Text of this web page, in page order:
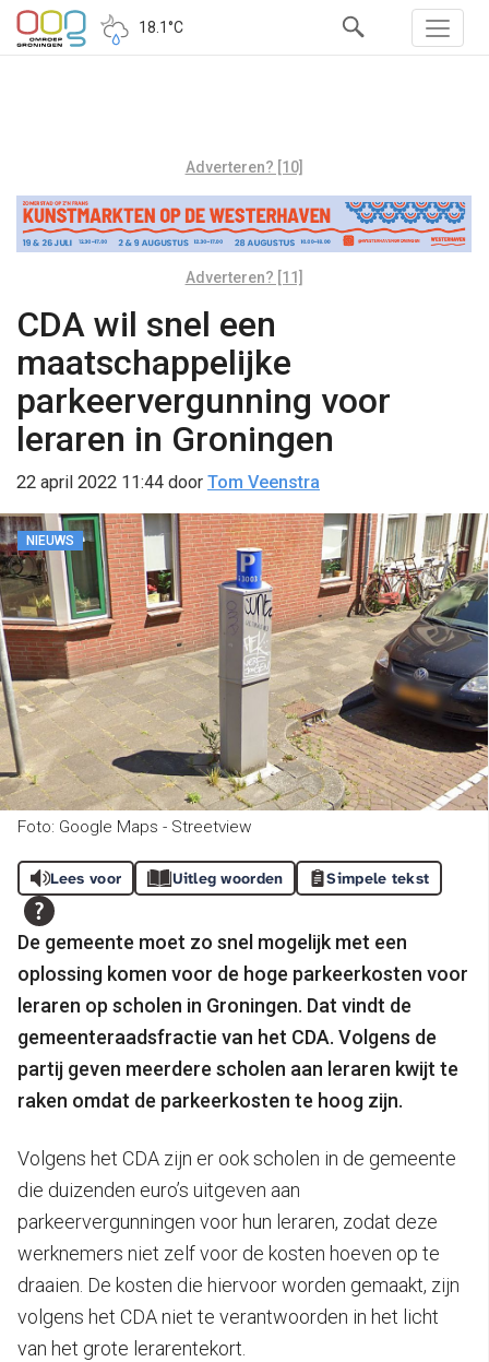
18.1°C
Adverteren? [10]
Adverteren? [11]
CDA wil snel een
maatschappelijke
parkeervergunning voor
leraren in Groningen
22 april 2022 11:44 door Tom Veenstra
NIEUWS
Foto: Google Maps - Streetview
Lees voor Uitleg woorden Simpele tekst
De gemeente moet zo snel mogelijk met een
oplossing komen voor de hoge parkeerkosten voor
leraren op scholen in Groningen. Dat vindt de
gemeenteraadsfractie van het CDA. Volgens de
partij geven meerdere scholen aan leraren kwijt te
raken omdat de parkeerkosten te hoog zijn.
Volgens het CDA zijn er ook scholen in de gemeente
die duizenden euro’s uitgeven aan
parkeervergunningen voor hun leraren, zodat deze
werknemers niet zelf voor de kosten hoeven op te
draaien. De kosten die hiervoor worden gemaakt, zijn
volgens het CDA niet te verantwoorden in het licht
van het grote lerarentekort.